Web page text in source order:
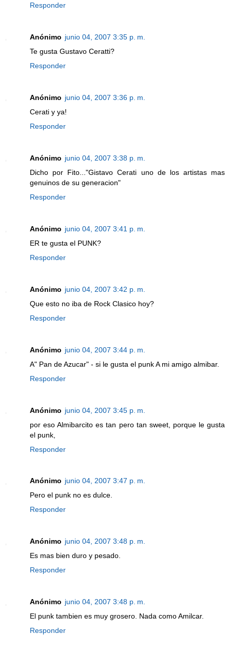
Responder
Anónimo junio 04, 2007 3:35 p. m.
Te gusta Gustavo Ceratti?
Responder
Anónimo junio 04, 2007 3:36 p. m.
Cerati y ya!
Responder
Anónimo junio 04, 2007 3:38 p. m.
Dicho por Fito..."Gistavo Cerati uno de los artistas mas
genuinos de su generacion"
Responder
Anónimo junio 04, 2007 3:41 p. m.
ER te gusta el PUNK?
Responder
Anónimo junio 04, 2007 3:42 p. m.
Que esto no iba de Rock Clasico hoy?
Responder
Anónimo junio 04, 2007 3:44 p. m.
A" Pan de Azucar" - si le gusta el punk A mi amigo almibar.
Responder
Anónimo junio 04, 2007 3:45 p. m.
por eso Almibarcito es tan pero tan sweet, porque le gusta
el punk,
Responder
Anónimo junio 04, 2007 3:47 p. m.
Pero el punk no es dulce.
Responder
Anónimo junio 04, 2007 3:48 p. m.
Es mas bien duro y pesado.
Responder
Anónimo junio 04, 2007 3:48 p. m.
El punk tambien es muy grosero. Nada como Amilcar.
Responder